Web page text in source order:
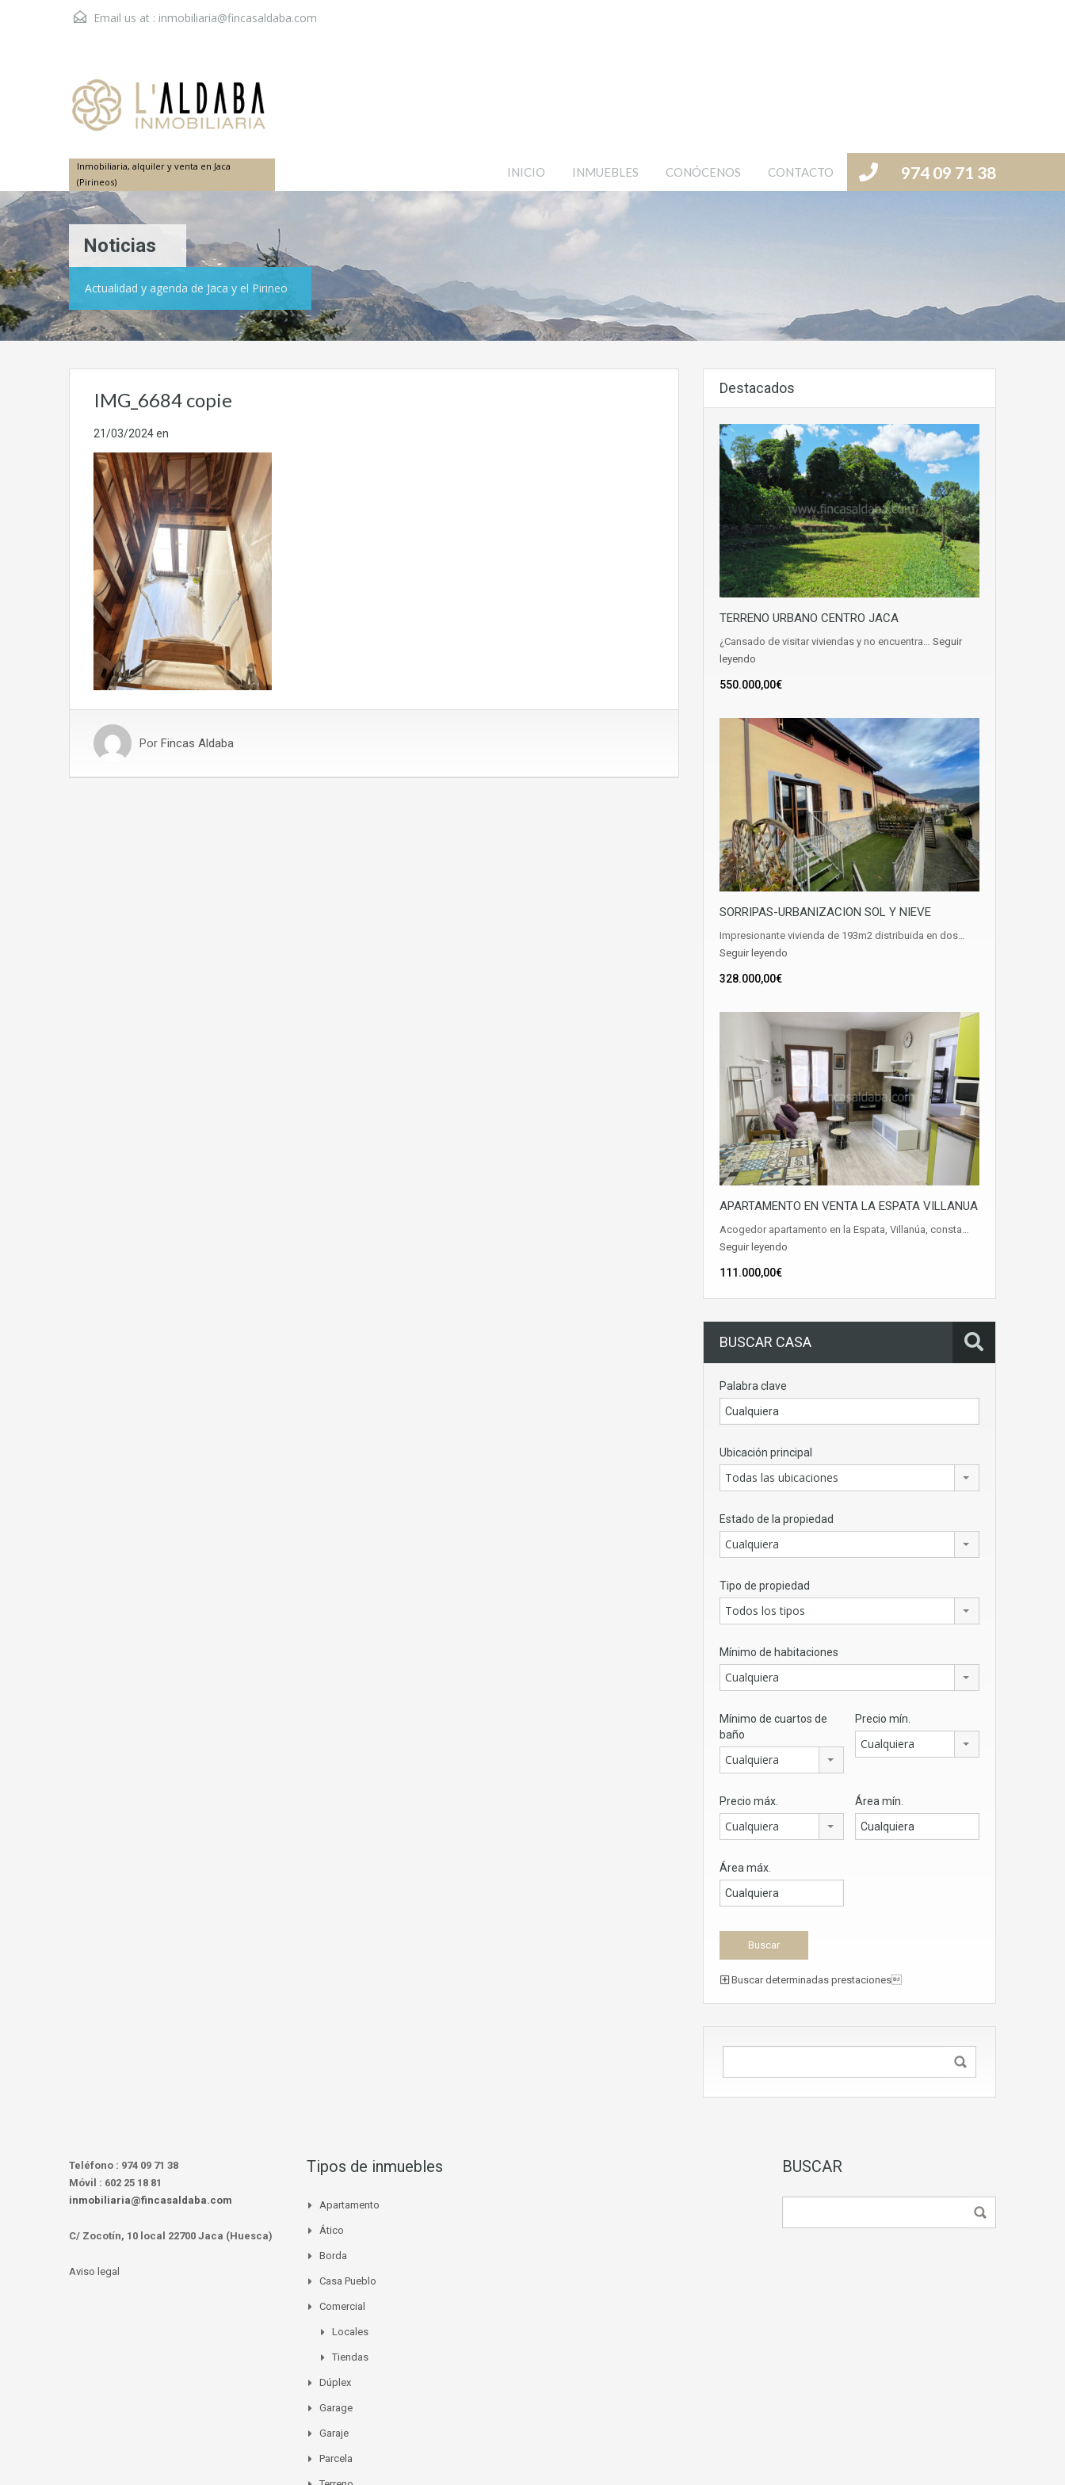
Email us at : inmobiliaria@fincasaldaba.com
Inmobiliaria, alquiler y venta en Jaca
(Pirineos)
974 09 71 38
INICIO INMUEBLES CONÓCENOS CONTACTO
Noticias
Actualidad y agenda de Jaca y el Pirineo
IMG_6684 copie
21/03/2024en
Por Fincas Aldaba
Destacados
TERRENO URBANO CENTRO JACA
¿Cansado de visitar viviendas y no encuentra… Seguir
leyendo
550.000,00€
SORRIPAS-URBANIZACION SOL Y NIEVE
Impresionante vivienda de 193m2 distribuida en dos…
Seguir leyendo
328.000,00€
APARTAMENTO EN VENTA LA ESPATA VILLANUA
Acogedor apartamento en la Espata, Villanúa, consta…
Seguir leyendo
111.000,00€
BUSCAR CASA
Palabra clave
Ubicación principal
Todas las ubicaciones
Estado de la propiedad
Cualquiera
Tipo de propiedad
Todos los tipos
Mínimo de habitaciones
Cualquiera
Mínimo de cuartos de
baño
Cualquiera
Precio mín.
Cualquiera
Precio máx.
Cualquiera
Área mín.
Área máx.
Buscar determinadas prestaciones
Teléfono : 974 09 71 38
Móvil : 602 25 18 81
inmobiliaria@fincasaldaba.com
C/ Zocotín, 10 local 22700 Jaca (Huesca)
Aviso legal
Tipos de inmuebles
Apartamento
Ático
Borda
Casa Pueblo
Comercial
Locales
Tiendas
Dúplex
Garage
Garaje
Parcela
BUSCAR